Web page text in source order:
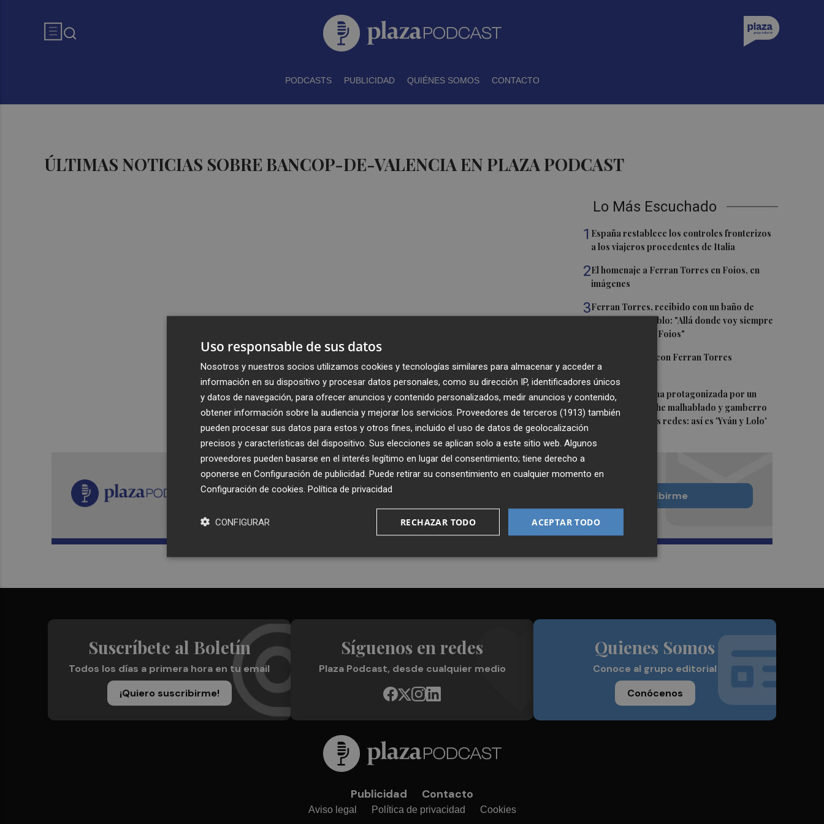
PODCASTS PUBLICIDAD QUIÉNES SOMOS CONTACTO
ÚLTIMAS NOTICIAS SOBRE BANCOP-DE-VALENCIA EN PLAZA PODCAST
Lo Más Escuchado
1 España restablece los controles fronterizos
a los viajeros procedentes de Italia
2El homenaje a Ferran Torres en Foios, en
imágenes
3Ferran Torres, recibido con un baño de
masas en su pueblo: "Allá donde voy siempre
digo que soy de Foios"
Foios se vuelca con Ferran Torres
5La serie murciana protagonizada por un
conejo de peluche malhablado y gamberro
que triunfa en las redes: así es 'Yván y Lolo'
Recibe toda la actualidad de
Plaza Podcast en tu correo
Quiero suscribirme
Suscríbete al Boletín
Todos los días a primera hora en tu email
¡Quiero suscribirme!
Síguenos en redes
Plaza Podcast, desde cualquier medio
Quienes Somos
Conoce al grupo editorial
Conócenos
Publicidad Contacto
Aviso legal Política de privacidad Cookies
Uso responsable de sus datos
Nosotros y nuestros socios utilizamos cookies y tecnologías similares para almacenar y acceder a
información en su dispositivo y procesar datos personales, como su dirección IP, identificadores únicos
y datos de navegación, para ofrecer anuncios y contenido personalizados, medir anuncios y contenido,
obtener información sobre la audiencia y mejorar los servicios. Proveedores de terceros (1913) también
pueden procesar sus datos para estos y otros fines, incluido el uso de datos de geolocalización
precisos y características del dispositivo. Sus elecciones se aplican solo a este sitio web. Algunos
proveedores pueden basarse en el interés legítimo en lugar del consentimiento; tiene derecho a
oponerse en Configuración de publicidad . Puede retirar su consentimiento en cualquier momento en
Configuración de cookies Política de privacidad
ACEPTAR TODO
RECHAZAR TODO
CONFIGURAR